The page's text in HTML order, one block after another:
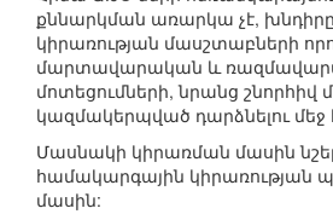
քննարկման առարկա չէ,
կիրառության մասշտաբների
մարտավարական և
մոտեցումների, նրանց շնորհիվ
կազմակերպված դարձնելու մեջ
Մասնակի կիրառման մասին
համակարգային կիրառության
մասին: